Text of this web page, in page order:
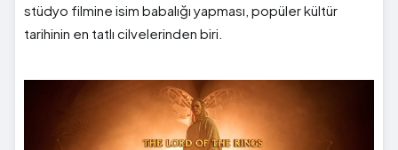
stüdyo filmine isim babalığı yapması, popüler kültür
tarihinin en tatlı cilvelerinden biri.